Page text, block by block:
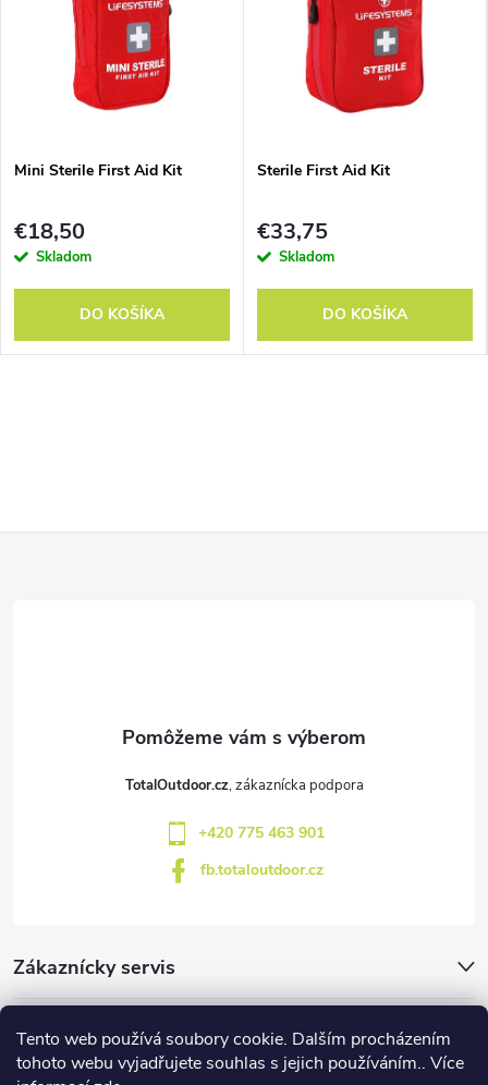
Tento web používá soubory cookie. Dalším procházením
tohoto webu vyjadřujete souhlas s jejich používáním.. Více
Mini Sterile First Aid Kit
€18,50
Skladom
DO KOŠÍKA
Sterile First Aid Kit
€33,75
Skladom
DO KOŠÍKA
Zákaznícky servis
Značky
TotalOutdoor.cz
+420 775 463 901
fb.totaloutdoor.cz